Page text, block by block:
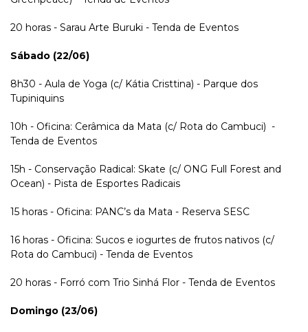
20 horas - Sarau Arte Buruki - Tenda de Eventos
Sábado (22/06)
8h30 - Aula de Yoga (c/ Kátia Cristtina) - Parque dos
Tupiniquins
10h - Oficina: Cerâmica da Mata (c/ Rota do Cambuci) -
Tenda de Eventos
15h - Conservação Radical: Skate (c/ ONG Full Forest and
Ocean) - Pista de Esportes Radicais
15 horas - Oficina: PANC’s da Mata - Reserva SESC
16 horas - Oficina: Sucos e iogurtes de frutos nativos (c/
Rota do Cambuci) - Tenda de Eventos
20 horas - Forró com Trio Sinhá Flor - Tenda de Eventos
Domingo (23/06)